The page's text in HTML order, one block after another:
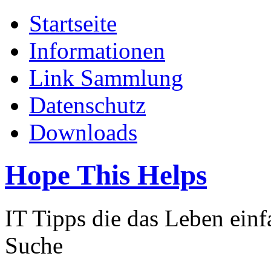
Startseite
Informationen
Link Sammlung
Datenschutz
Downloads
Hope This Helps
IT Tipps die das Leben
Suche